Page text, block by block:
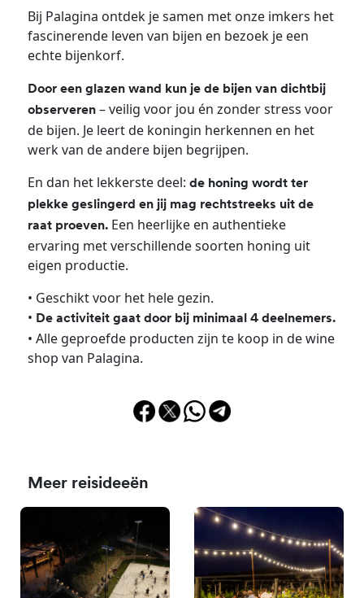
Bij Palagina ontdek je samen met onze imkers het
fascinerende leven van bijen en bezoek je een
echte bijenkorf.
Door een glazen wand kun je de bijen van dichtbij
observeren – veilig voor jou én zonder stress voor
de bijen. Je leert de koningin herkennen en het
werk van de andere bijen begrijpen.
En dan het lekkerste deel:de honing wordt ter
plekke geslingerd en jij mag rechtstreeks uit de
raat proeven. Een heerlijke en authentieke
ervaring met verschillende soorten honing uit
eigen productie.
• Geschikt voor het hele gezin.
• De activiteit gaat door bij minimaal 4 deelnemers.
• Alle geproefde producten zijn te koop in de wine
shop van Palagina.
Meer reisideeën